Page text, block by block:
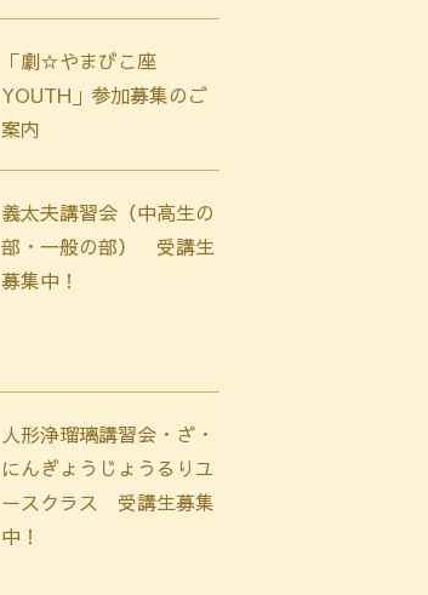
「劇☆やまびこ座
YOUTH」参加募集のご
案内
義太夫講習会（中高生の
部・一般の部） 受講生
募集中！
人形浄瑠璃講習会・ざ・
にんぎょうじょうるりユ
ースクラス 受講生募集
中！